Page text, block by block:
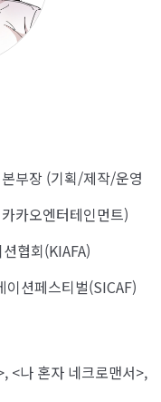
부장 (기획/제작/운영
카오엔터테인먼트)
협회(KIAFA)
션페스티벌(SICAF)
<나 혼자 네크로맨서>,